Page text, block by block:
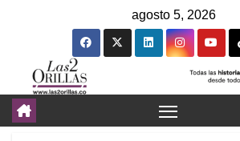
agosto 5, 2026